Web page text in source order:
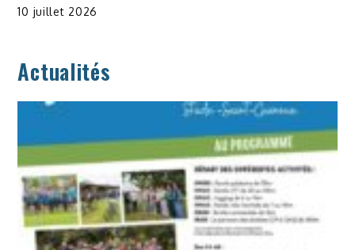
10 juillet 2026
Actualités